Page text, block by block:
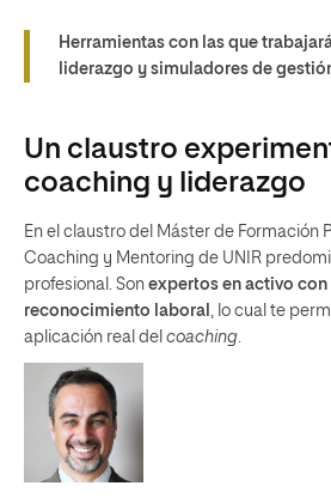
Herramientas con las que
liderazgo y simuladores de
Un claustro
coaching y liderazgo
En el claustro del Máster de Formación
Coaching y Mentoring de UNIR
profesional. Son expertos en activo con
reconocimiento laboral , lo cual te
aplicación real del coaching.